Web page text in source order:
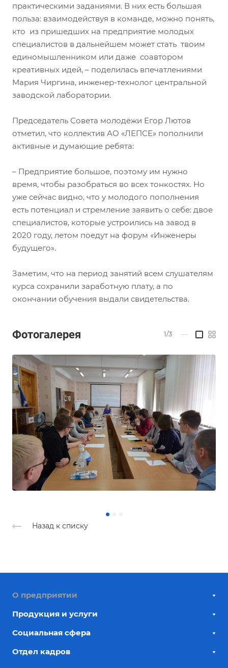
практическими заданиями. В них есть большая
польза: взаимодействуя в команде, можно понять,
кто из пришедших на предприятие молодых
специалистов в дальнейшем может стать твоим
единомышленником или даже соавтором
креативных идей, – поделилась впечатлениями
Мария Чиргина, инженер-технолог центральной
заводской лаборатории.
Председатель Совета молодёжи Егор Лютов
отметил, что коллектив АО «ЛЕПСЕ» пополнили
активные и думающие ребята:
– Предприятие большое, поэтому им нужно
время, чтобы разобраться во всех тонкостях. Но
уже сейчас видно, что у молодого пополнения
есть потенциал и стремление заявить о себе: двое
специалистов, которые устроились на завод в
2020 году, летом поедут на форум «Инженеры
будущего».
Заметим, что на период занятий всем слушателям
курса сохранили заработную плату, а по
окончании обучения выдали свидетельства.
Фотогалерея 1/3 —
Назад к списку
О предприятии
Продукция и услуги
Социальная сфера
Отдел кадров